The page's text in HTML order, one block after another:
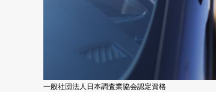
一般社団法人日本調査業協会認定資格